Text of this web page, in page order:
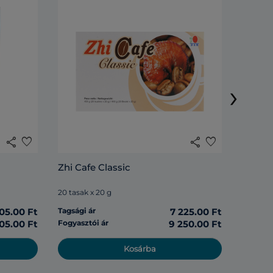
share favorite
Ft
Ft
share favorite
Zhi Cafe Classic
20 tasak x 20 g
Tagsági ár
7 225.00 Ft
Fogyasztói ár 9 250.00 Ft
Kosárba
›